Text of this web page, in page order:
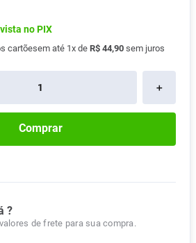
no PIX
cartõesem até 1x de R$ 44,90 sem juros
＋
Comprar
?
de frete para sua compra.